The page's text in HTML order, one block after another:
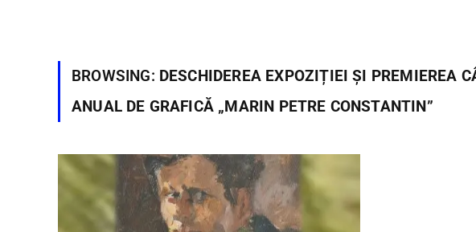
BROWSING: DESCHIDEREA EXPOZIȚIEI ȘI PREMIEREA
ANUAL DE GRAFICĂ „MARIN PETRE CONSTANTIN”